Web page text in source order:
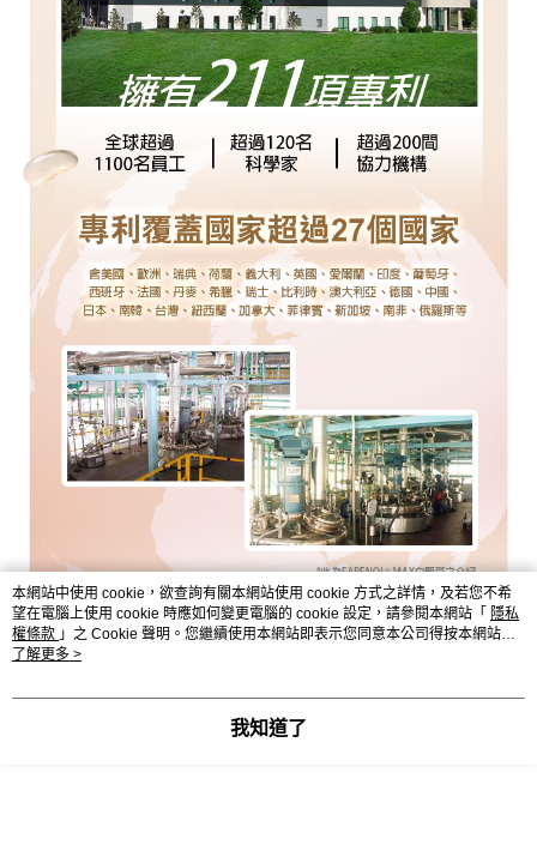
本網站中使用 cookie，欲查詢有關本網站使用 cookie 方式之詳情，及若您不希
望在電腦上使用 cookie 時應如何變更電腦的 cookie 設定，請參閱本網站「 隱私
權條款 」之 Cookie 聲明。您繼續使用本網站即表示您同意本公司得按本網站使
用條款之 Cookie 聲明使用 cookie。
了解更多 >
我知道了